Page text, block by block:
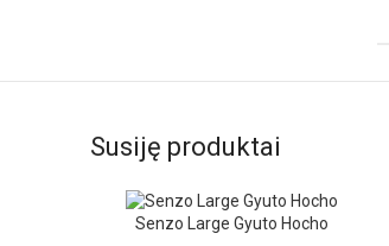
Susiję produktai
Senzo Large Gyuto Hocho